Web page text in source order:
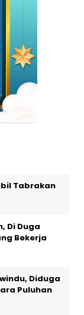
Tabrakan
Di Duga
Bekerja
Diduga
Puluhan